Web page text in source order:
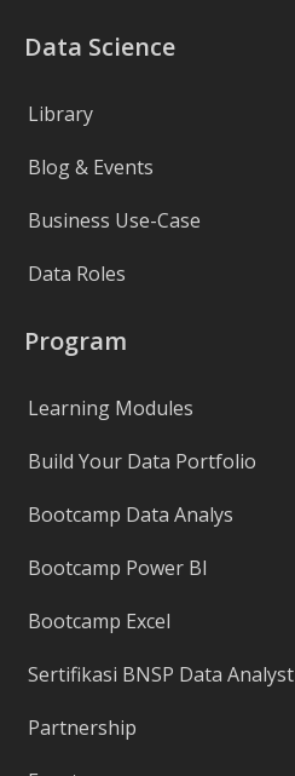
Data Science
Library
Blog & Events
Business Use-Case
Data Roles
Program
Learning Modules
Build Your Data Portfolio
Bootcamp Data Analys
Bootcamp Power BI
Bootcamp Excel
Sertifikasi BNSP Data Analyst
Partnership